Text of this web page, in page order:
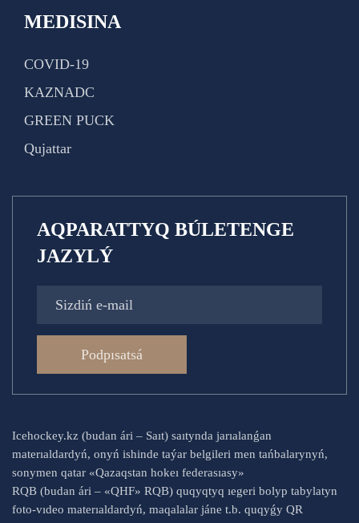
MEDISINA
COVID-19
KAZNADC
GREEN PUCK
Qujattar
AQPARATTYQ BÚLETENGE
JAZYLÝ
Podpısatsá
Icehockey.kz (budan ári – Saıt) saıtynda jarıalanǵan
materıaldardyń, onyń ishinde taýar belgileri men tańbalarynyń,
sonymen qatar «Qazaqstan hokeı federasıasy»
RQB (budan ári – «QHF» RQB) quqyqtyq ıegeri bolyp tabylatyn
foto-vıdeo materıaldardyń, maqalalar jáne t.b. quqyǵy QR